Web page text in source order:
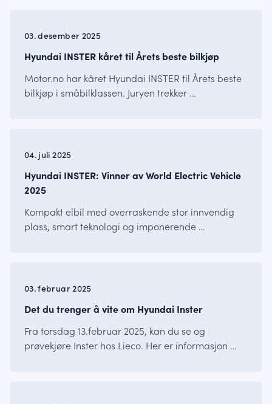
03. desember 2025
Hyundai INSTER kåret til Årets beste bilkjøp
Motor.no har kåret Hyundai INSTER til Årets beste
bilkjøp i småbilklassen. Juryen trekker …
04. juli 2025
Hyundai INSTER: Vinner av World Electric Vehicle
2025
Kompakt elbil med overraskende stor innvendig
plass, smart teknologi og imponerende …
03. februar 2025
Det du trenger å vite om Hyundai Inster
Fra torsdag 13.februar 2025, kan du se og
prøvekjøre Inster hos Lieco. Her er informasjon …